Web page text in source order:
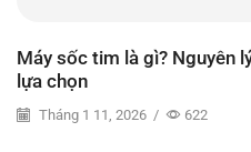
Máy sốc tim là gì? Nguyên
lựa chọn
Tháng 1 11, 2026 / 622